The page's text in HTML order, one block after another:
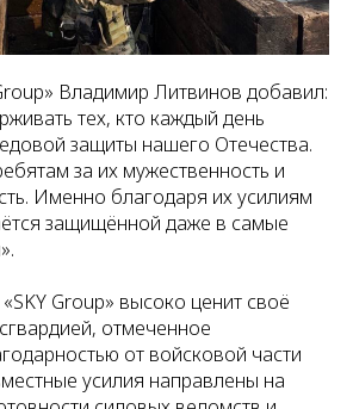
Владимир Литвинов добавил:
тех, кто каждый день
защиты нашего Отечества.
за их мужественность и
Именно благодаря их усилиям
защищённой даже в самые
Group» высоко ценит своё
отмеченное
от войсковой части
усилия направлены на